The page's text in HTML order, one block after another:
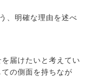
、明確な理由を述べ
届けたいと考えてい
の側面を持ちなが